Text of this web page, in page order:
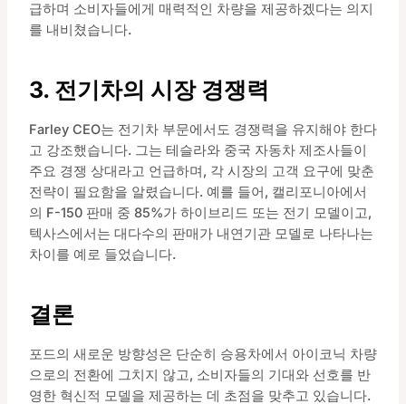
급하며 소비자들에게 매력적인 차량을 제공하겠다는 의지
를 내비쳤습니다.
3. 전기차의 시장 경쟁력
Farley CEO는 전기차 부문에서도 경쟁력을 유지해야 한다
고 강조했습니다. 그는 테슬라와 중국 자동차 제조사들이
주요 경쟁 상대라고 언급하며, 각 시장의 고객 요구에 맞춘
전략이 필요함을 알렸습니다. 예를 들어, 캘리포니아에서
의 F-150 판매 중 85%가 하이브리드 또는 전기 모델이고,
텍사스에서는 대다수의 판매가 내연기관 모델로 나타나는
차이를 예로 들었습니다.
결론
포드의 새로운 방향성은 단순히 승용차에서 아이코닉 차량
으로의 전환에 그치지 않고, 소비자들의 기대와 선호를 반
영한 혁신적 모델을 제공하는 데 초점을 맞추고 있습니다.